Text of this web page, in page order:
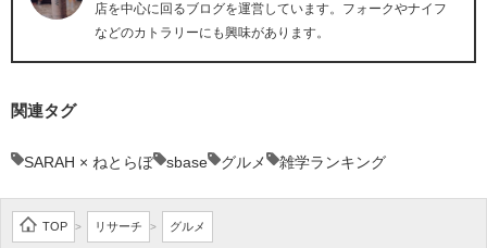
店を中心に回るブログを運営しています。フォークやナイフ
などのカトラリーにも興味があります。
関連タグ
SARAH × ねとらぼ sbase グルメ 雑学ランキング
TOP > リサーチ > グルメ